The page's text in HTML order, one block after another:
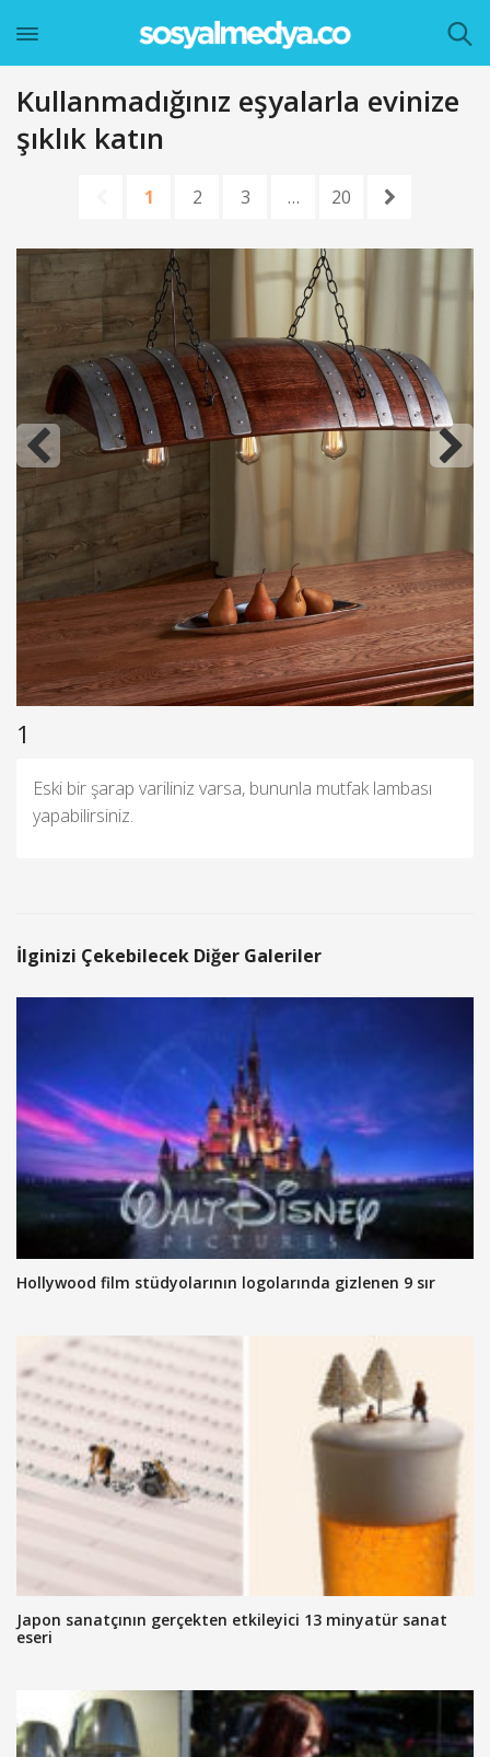
Kullanmadığınız eşyalarla evinize
şıklık katın
1 2 3 … 20
1
Eski bir şarap variliniz varsa, bununla mutfak lambası
yapabilirsiniz.
İlginizi Çekebilecek Diğer Galeriler
Hollywood film stüdyolarının logolarında gizlenen 9 sır
Japon sanatçının gerçekten etkileyici 13 minyatür sanat
eseri